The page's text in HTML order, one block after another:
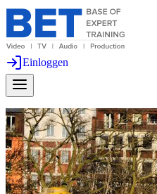
Einloggen